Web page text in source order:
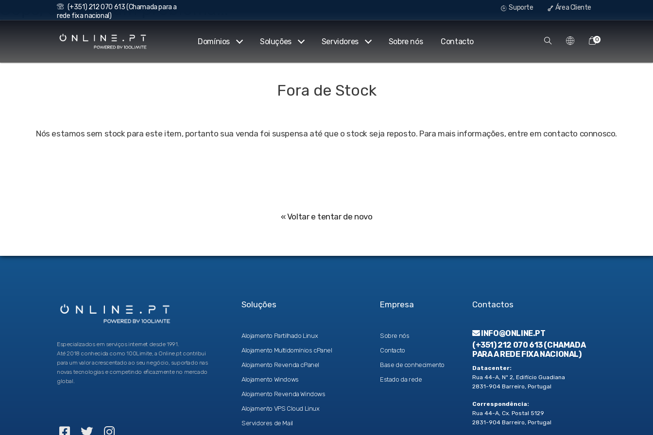
(+351) 212 070 613 (Chamada para a
rede fixa nacional)
Suporte Área Cliente
Domínios Soluções Servidores Sobre nós Contacto 0
Oops, ocorreu um problema...
Fora de Stock
Nós estamos sem stock para este item, portanto sua venda foi suspensa até que o stock seja reposto. Para mais informações, entre em contacto connosco.
« Voltar e tentar de novo
Especializados em serviços internet desde 1991.
Até 2018 conhecida como 100Limite, a Online.pt contribui
para um valor acrescentado ao seu negócio, suportado nas
novas tecnologias e competindo eficazmente no mercado
global.
Soluções
Alojamento Partilhado Linux
Alojamento Multidomínios cPanel
Alojamento Revenda cPanel
Alojamento Windows
Alojamento Revenda Windows
Alojamento VPS Cloud Linux
Servidores de Mail
Empresa
Sobre nós
Contacto
Base de conhecimento
Estado da rede
Contactos
INFO@ONLINE.PT
(+351) 212 070 613 (CHAMADA
PARA A REDE FIXA NACIONAL)
Datacenter:
Rua 44-A, Nº 2, Edifício Guadiana
2831-904 Barreiro, Portugal
Correspondência:
Rua 44-A, Cx. Postal 5129
2831-904 Barreiro, Portugal